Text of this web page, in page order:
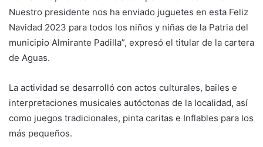
Nuestro presidente nos ha enviado juguetes en esta Feliz
Navidad 2023 para todos los niños y niñas de la Patria del
municipio Almirante Padilla”, expresó el titular de la cartera
de Aguas.
La actividad se desarrolló con actos culturales, bailes e
interpretaciones musicales autóctonas de la localidad, así
como juegos tradicionales, pinta caritas e Inflables para los
más pequeños.